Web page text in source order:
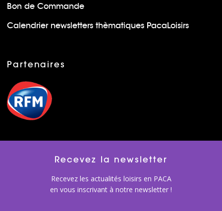
Bon de Commande
Calendrier newsletters thèmatiques PacaLoisirs
Partenaires
Recevez la newsletter
Recevez les actualités loisirs en PACA
en vous inscrivant à notre newsletter !